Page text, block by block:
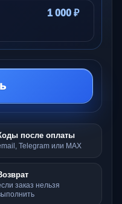
1 000 ₽
после оплаты
Telegram или MAX
заказ нельзя